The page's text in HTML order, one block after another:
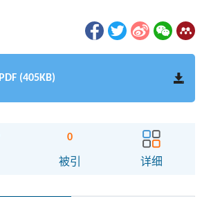
PDF (405KB)
0
被引 详细